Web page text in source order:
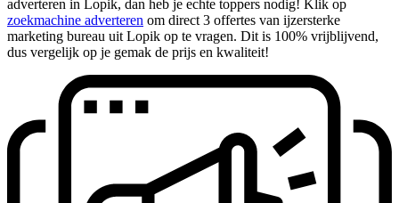
adverteren in Lopik, dan heb je echte toppers nodig! Klik op
zoekmachine adverteren om direct 3 offertes van ijzersterke
marketing bureau uit Lopik op te vragen. Dit is 100% vrijblijvend,
dus vergelijk op je gemak de prijs en kwaliteit!